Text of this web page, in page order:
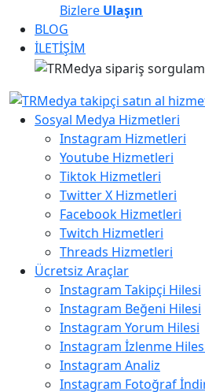
Bizlere Ulaşın
BLOG
İLETİŞİM
Sosyal Medya Hizmetleri
Instagram Hizmetleri
Youtube Hizmetleri
Tiktok Hizmetleri
Twitter X Hizmetleri
Facebook Hizmetleri
Twitch Hizmetleri
Threads Hizmetleri
Ücretsiz Araçlar
Instagram Takipçi Hilesi
Instagram Beğeni Hilesi
Instagram Yorum Hilesi
Instagram İzlenme
Instagram Analiz
Instagram Fotoğraf